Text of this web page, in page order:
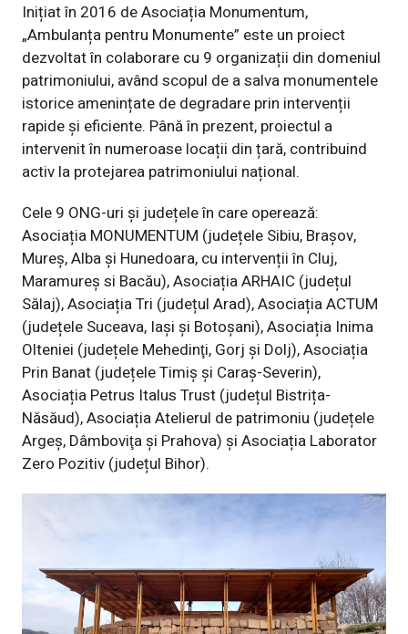
Inițiat în 2016 de Asociația Monumentum,
„Ambulanța pentru Monumente” este un proiect
dezvoltat în colaborare cu 9 organizații din domeniul
patrimoniului, având scopul de a salva monumentele
istorice amenințate de degradare prin intervenții
rapide și eficiente. Până în prezent, proiectul a
intervenit în numeroase locații din țară, contribuind
activ la protejarea patrimoniului național.
Cele 9 ONG-uri și județele în care operează:
Asociația MONUMENTUM (județele Sibiu, Braşov,
Mureș, Alba şi Hunedoara, cu intervenții în Cluj,
Maramureș si Bacău), Asociația ARHAIC (județul
Sălaj), Asociația Tri (județul Arad), Asociația ACTUM
(județele Suceava, Iaşi şi Botoşani), Asociația Inima
Olteniei (județele Mehedinţi, Gorj şi Dolj), Asociația
Prin Banat (județele Timiş şi Caraş-Severin),
Asociația Petrus Italus Trust (județul Bistrița-
Năsăud), Asociația Atelierul de patrimoniu (județele
Argeş, Dâmboviţa şi Prahova) și Asociația Laborator
Zero Pozitiv (județul Bihor).